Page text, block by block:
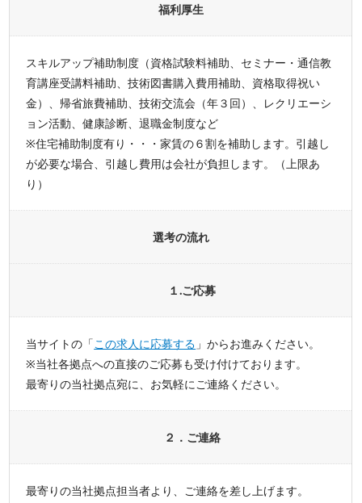
福利厚生
スキルアップ補助制度（資格試験料補助、セミナー・通信教
育講座受講料補助、技術図書購入費用補助、資格取得祝い
金）、帰省旅費補助、技術交流会（年３回）、レクリエーシ
ョン活動、健康診断、退職金制度など
※住宅補助制度有り・・・家賃の６割を補助します。引越し
が必要な場合、引越し費用は会社が負担します。（上限あ
り）
選考の流れ
１.ご応募
当サイトの「この求人に応募する 」からお進みください。
※当社各拠点への直接のご応募も受け付けております。
最寄りの当社拠点宛に、お気軽にご連絡ください。
２．ご連絡
最寄りの当社拠点担当者より、ご連絡を差し上げます。